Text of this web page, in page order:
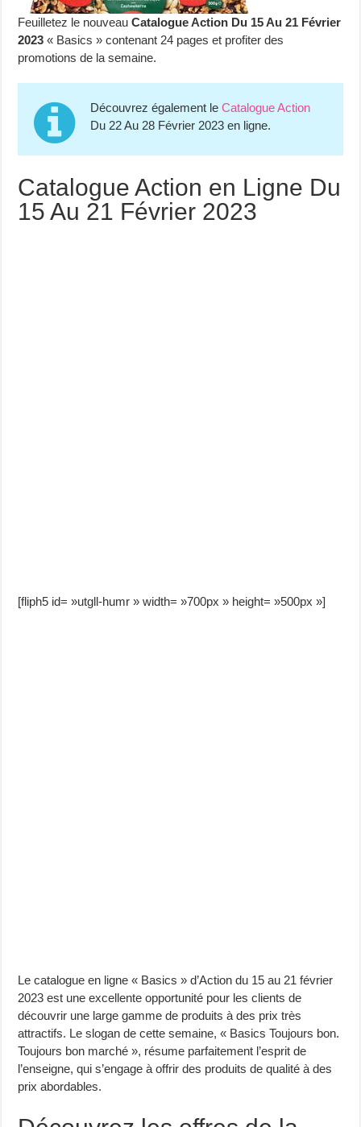
Feuilletez le nouveauCatalogue Action Du 15 Au 21 Février
2023 « Basics » contenant 24 pages et profiter des
promotions de la semaine.
Découvrez également leCatalogue Action
Du 22 Au 28 Février 2023 en ligne.
Catalogue Action en Ligne Du
15 Au 21 Février 2023
[fliph5 id= »utgll-humr » width= »700px » height= »500px »]
Le catalogue en ligne « Basics » d’Action du 15 au 21 février
2023 est une excellente opportunité pour les clients de
découvrir une large gamme de produits à des prix très
attractifs. Le slogan de cette semaine, « Basics Toujours bon.
Toujours bon marché », résume parfaitement l’esprit de
l’enseigne, qui s’engage à offrir des produits de qualité à des
prix abordables.